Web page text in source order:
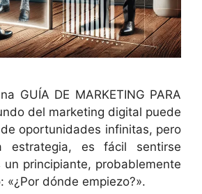
GUÍA DE MARKETING PARA
del marketing digital puede
oportunidades infinitas, pero
estrategia, es fácil sentirse
un principiante, probablemente
«¿Por dónde empiezo?».